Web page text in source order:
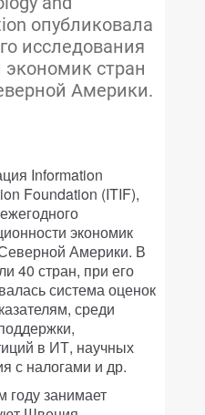
опубликовала
исследования
стран
Америки.
Information
Foundation (ITIF),
экономик
Америки. В
40 стран, при его
система оценок
среди
в ИТ, научных
с налогами и др.
году занимает